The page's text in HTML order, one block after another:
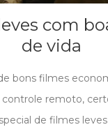
com
de vida
bons filmes
controle remoto,
de filmes